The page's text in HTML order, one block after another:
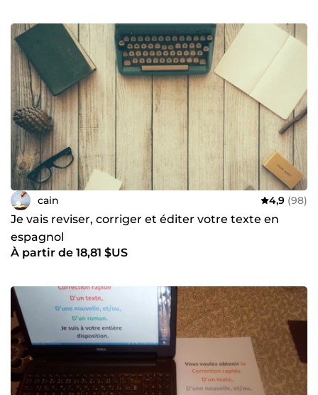
cain 4,9 (98)
Je vais reviser, corriger et éditer votre texte en
espagnol
À partir de 18,81 $US